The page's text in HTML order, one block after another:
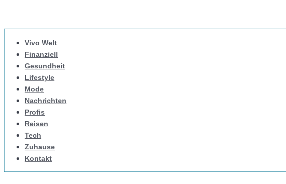
Vivo Welt
Finanziell
Gesundheit
Lifestyle
Mode
Nachrichten
Profis
Reisen
Tech
Zuhause
Kontakt